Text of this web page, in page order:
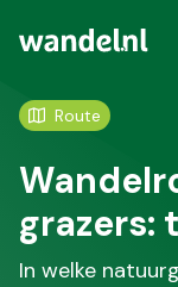
Route
grazers:
In welke